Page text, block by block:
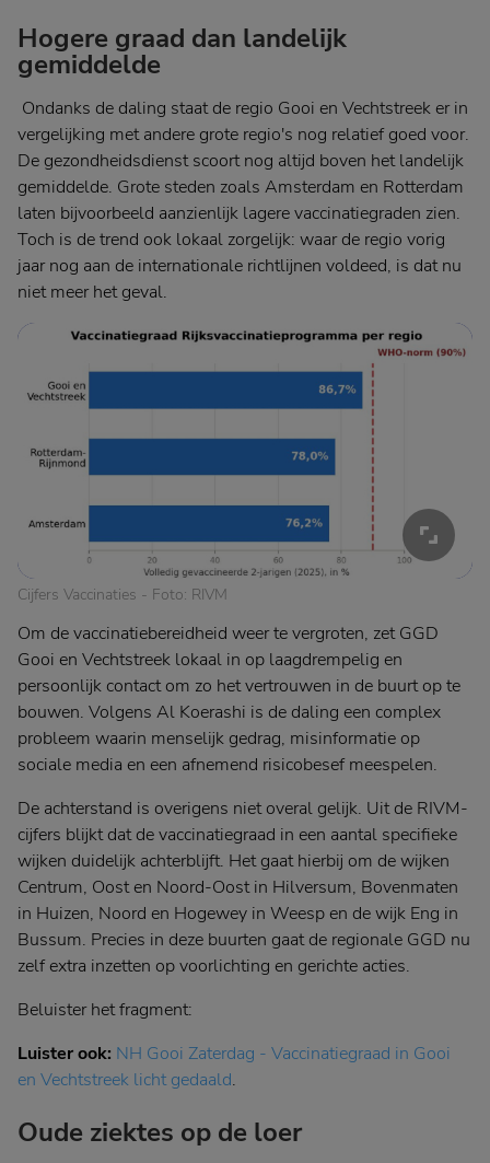
Hogere graad dan landelijk
gemiddelde
Ondanks de daling staat de regio Gooi en Vechtstreek er in
vergelijking met andere grote regio's nog relatief goed voor.
De gezondheidsdienst scoort nog altijd boven het landelijk
gemiddelde. Grote steden zoals Amsterdam en Rotterdam
laten bijvoorbeeld aanzienlijk lagere vaccinatiegraden zien.
Toch is de trend ook lokaal zorgelijk: waar de regio vorig
jaar nog aan de internationale richtlijnen voldeed, is dat nu
niet meer het geval.
Cijfers Vaccinaties - Foto: RIVM
Om de vaccinatiebereidheid weer te vergroten, zet GGD
Gooi en Vechtstreek lokaal in op laagdrempelig en
persoonlijk contact om zo het vertrouwen in de buurt op te
bouwen. Volgens Al Koerashi is de daling een complex
probleem waarin menselijk gedrag, misinformatie op
sociale media en een afnemend risicobesef meespelen.
De achterstand is overigens niet overal gelijk. Uit de RIVM-
cijfers blijkt dat de vaccinatiegraad in een aantal specifieke
wijken duidelijk achterblijft. Het gaat hierbij om de wijken
Centrum, Oost en Noord-Oost in Hilversum, Bovenmaten
in Huizen, Noord en Hogewey in Weesp en de wijk Eng in
Bussum. Precies in deze buurten gaat de regionale GGD nu
zelf extra inzetten op voorlichting en gerichte acties.
Beluister het fragment:
Luister ook: NH Gooi Zaterdag - Vaccinatiegraad in Gooi
en Vechtstreek licht gedaald.
Oude ziektes op de loer